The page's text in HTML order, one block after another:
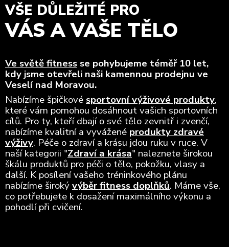
VŠE DŮLEŽITÉ PRO
VÁS A VAŠE TĚLO
Ve světě fitness se pohybujeme téměř 10 let,
kdy jsme otevřeli naši kamennou prodejnu ve
Veselí nad Moravou.
Nabízíme špičkovésportovní výživové produkty,
které vám pomohou dosáhnout vašich sportovních
cílů. Pro ty, kteří dbají o své tělo zevnitř i zvenčí,
nabízíme kvalitní a vyvážené produkty zdravé
výživy. Péče o zdraví a krásu jdou ruku v ruce. V
naší kategorii "Zdraví a krása" naleznete širokou
škálu produktů pro péči o tělo, pokožku, vlasy a
další. K posílení vašeho tréninkového plánu
nabízíme širokývýběr fitness doplňků. Máme vše,
co potřebujete k dosažení maximálního výkonu a
pohodlí při cvičení.